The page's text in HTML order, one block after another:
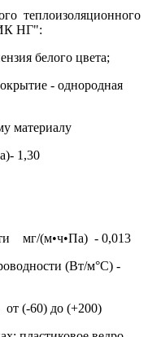
теплоизоляционного
НГ":
белого цвета;
- однородная
материалу
1,30
мг/(м•ч•Па) - 0,013
(Вт/м°С) -
от (-60) до (+200)